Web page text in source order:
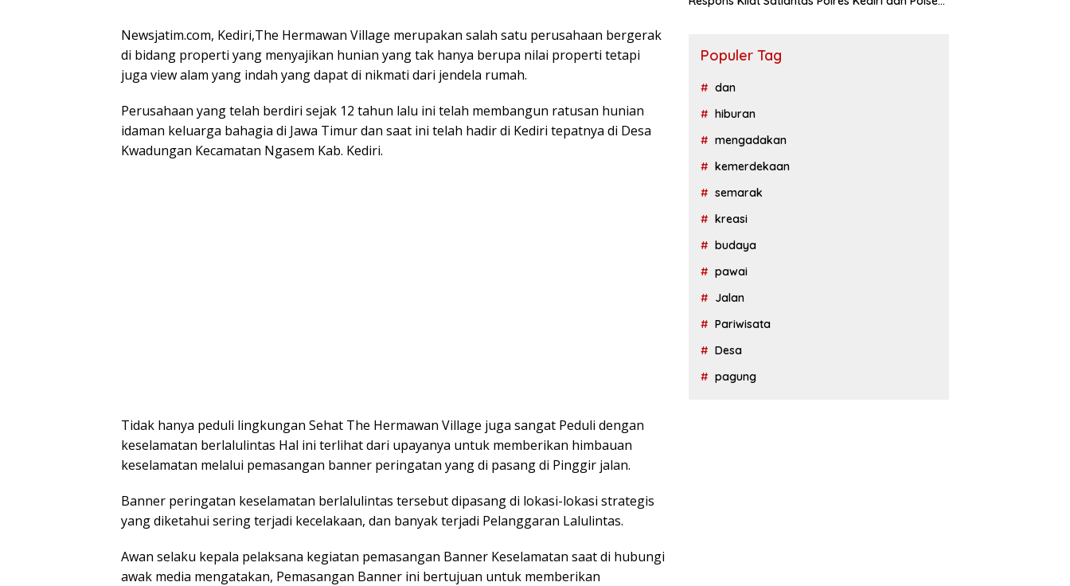
Newsjatim.com, Kediri,The Hermawan Village merupakan salah satu perusahaan bergerak
di bidang properti yang menyajikan hunian yang tak hanya berupa nilai properti tetapi
juga view alam yang indah yang dapat di nikmati dari jendela rumah.
Perusahaan yang telah berdiri sejak 12 tahun lalu ini telah membangun ratusan hunian
idaman keluarga bahagia di Jawa Timur dan saat ini telah hadir di Kediri tepatnya di Desa
Kwadungan Kecamatan Ngasem Kab. Kediri.
Tidak hanya peduli lingkungan Sehat The Hermawan Village juga sangat Peduli dengan
keselamatan berlalulintas Hal ini terlihat dari upayanya untuk memberikan himbauan
keselamatan melalui pemasangan banner peringatan yang di pasang di Pinggir jalan.
Banner peringatan keselamatan berlalulintas tersebut dipasang di lokasi-lokasi strategis
yang diketahui sering terjadi kecelakaan, dan banyak terjadi Pelanggaran Lalulintas.
Awan selaku kepala pelaksana kegiatan pemasangan Banner Keselamatan saat di hubungi
awak media mengatakan, Pemasangan Banner ini bertujuan untuk memberikan
Populer Tag
dan
hiburan
mengadakan
kemerdekaan
semarak
kreasi
budaya
pawai
Jalan
Pariwisata
Desa
pagung